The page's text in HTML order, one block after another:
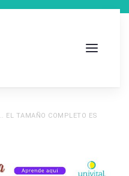
.. EL TAMAÑO COMPLETO ES